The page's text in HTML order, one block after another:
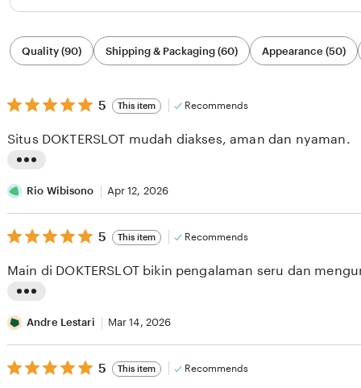
Filter
by
category
Quality (90) Shipping & Packaging (60) Appearance (50)
5
out
5
stars
5 This item Recommends
i
s
t
n
r
e
v
Situs DOKTERSLOT mudah diakses, aman dan nyaman.
Rio Wibisono Apr 12, 2026
5
out
5
stars
5 This item Recommends
i
s
t
Main di DOKTERSLOT bikin pengalaman seru dan
Andre Lestari Mar 14, 2026
5
out
5 This item Recommends